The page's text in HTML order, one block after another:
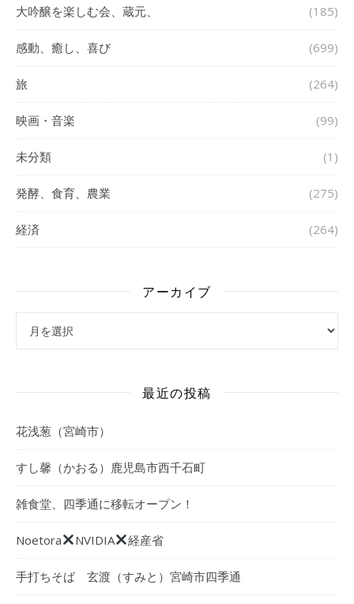
大吟醸を楽しむ会、蔵元、 (185)
感動、癒し、喜び (699)
旅 (264)
映画・音楽 (99)
未分類 (1)
発酵、食育、農業 (275)
経済 (264)
アーカイブ
最近の投稿
花浅葱（宮崎市）
すし馨（かおる）鹿児島市西千石町
雑食堂、四季通に移転オープン！
Noetora NVIDIA 経産省
手打ちそば 玄渡（すみと）宮崎市四季通